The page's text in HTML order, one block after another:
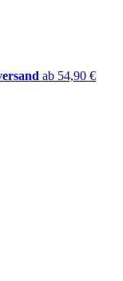
ab 54,90 €